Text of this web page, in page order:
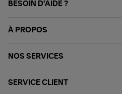
BESOIN D'AIDE ?
À PROPOS
NOS SERVICES
SERVICE CLIENT